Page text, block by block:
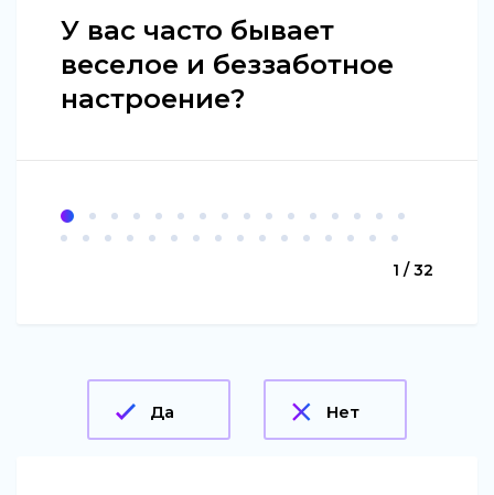
У вас часто бывает
веселое и беззаботное
настроение?
1 / 32
Да Нет